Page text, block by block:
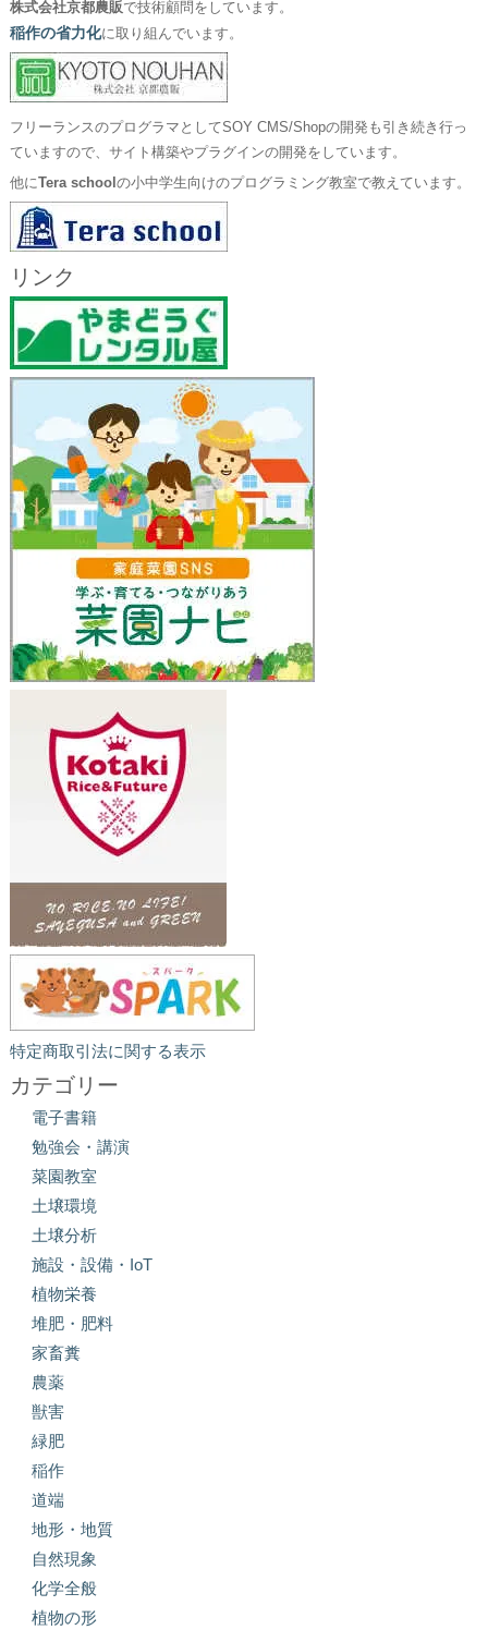
株式会社京都農販で技術顧問をしています。
稲作の省力化に取り組んでいます。
フリーランスのプログラマとしてSOY CMS/Shopの開発も引き続き行っ
ていますので、サイト構築やプラグインの開発をしています。
他にTera school の小中学生向けのプログラミング教室で教えています。
リンク
特定商取引法に関する表示
カテゴリー
電子書籍
勉強会・講演
菜園教室
土壌環境
土壌分析
施設・設備・IoT
植物栄養
堆肥・肥料
家畜糞
農薬
獣害
緑肥
稲作
道端
地形・地質
自然現象
化学全般
植物の形